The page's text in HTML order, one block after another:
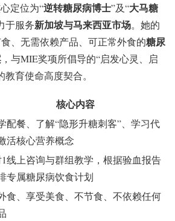
定位为“逆转糖尿病博士”及“大马糖
于服务新加坡与马来西亚市场。她的
、无需依赖产品、可正常外食的糖尿
，与MIE奖项所倡导的“启发心灵、启
教育使命高度契合。
核心内容
配餐、了解“隐形升糖刺客”、学习代
活核心营养概念
1线上咨询与群组教学，根据验血报告
专属糖尿病饮食计划
食、享受美食、不节食、不依赖任何